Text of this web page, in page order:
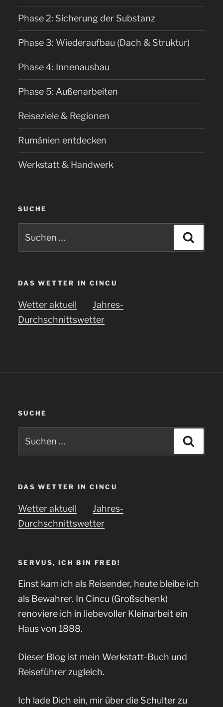
Phase 2: Sicherung der Substanz
Phase 3: Wiederaufbau (Dach & Struktur)
Phase 4: Innenausbau
Phase 5: Außenarbeiten
Reiseziele & Regionen
Rumänien entdecken
Werkstatt & Handwerk
SUCHE
DAS WETTER IN CINCU
Wetter aktuell
Jahres-
Durchschnittswetter
SUCHE
DAS WETTER IN CINCU
Wetter aktuell
Jahres-
Durchschnittswetter
SERVUS, ICH BIN FRED!
Einst kam ich als Reisender, heute bleibe ich
als Bewahrer. In Cincu (Großschenk)
renoviere ich in liebevoller Kleinarbeit ein
Haus von 1888.
Dieser Blog ist mein Werkstatt-Buch und
Reiseführer zugleich.
Ich lade Dich ein, mir über die Schulter zu